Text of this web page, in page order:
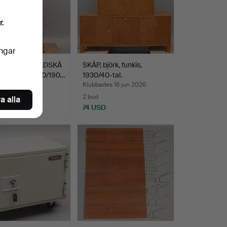
KLÄDSKÅ
1800/190…
SKÅP, björk, funkis,
1930/40-tal.
Klubbades 16 jun 2026
2 bud
74 USD
alla